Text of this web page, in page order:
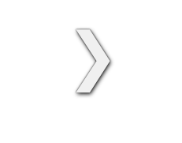
❯